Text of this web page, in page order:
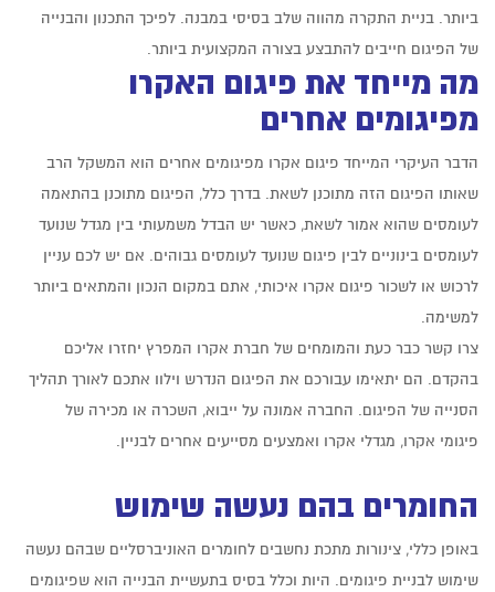
ביותר. בניית התקרה מהווה שלב בסיסי במבנה. לפיכך התכנון והבנייה
של הפיגום חייבים להתבצע בצורה המקצועית ביותר.
מה מייחד את פיגום האקרו
מפיגומים אחרים
הדבר העיקרי המייחד פיגום אקרו מפיגומים אחרים הוא המשקל הרב
שאותו הפיגום הזה מתוכנן לשאת. בדרך כלל, הפיגום מתוכנן בהתאמה
לעומסים שהוא אמור לשאת, כאשר יש הבדל משמעותי בין מגדל שנועד
לעומסים בינוניים לבין פיגום שנועד לעומסים גבוהים. אם יש לכם עניין
לרכוש או לשכור פיגום אקרו איכותי, אתם במקום הנכון והמתאים ביותר
למשימה.
צרו קשר כבר כעת והמומחים של חברת אקרו המפרץ יחזרו אליכם
בהקדם. הם יתאימו עבורכם את הפיגום הנדרש וילוו אתכם לאורך תהליך
הסנייה של הפיגום. החברה אמונה על ייבוא, השכרה או מכירה של
פיגומי אקרו, מגדלי אקרו ואמצעים מסייעים אחרים לבניין.
החומרים בהם נעשה שימוש
באופן כללי, צינורות מתכת נחשבים לחומרים האוניברסליים שבהם נעשה
שימוש לבניית פיגומים. היות וכלל בסיס בתעשיית הבנייה הוא שפיגומים